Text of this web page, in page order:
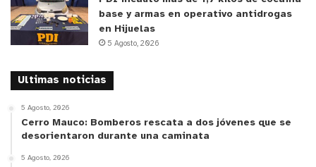
Prefectura de Valparaíso, aseguró que “el trabajo
debe ser en conjunto, todas las entidades
involucradas deben cooperar con ciertos trabajos
problemáticas que hay en los establecimientos
de forma óptima”.
Entre los puntos conversados, se destacó que la
base y armas en operativo antidrogas
en Hijuelas
5 Agosto, 2026
Ultimas noticias
5 Agosto, 2026
Cerro Mauco: Bomberos rescata a dos jóvenes que se
desorientaron durante una caminata
5 Agosto, 2026